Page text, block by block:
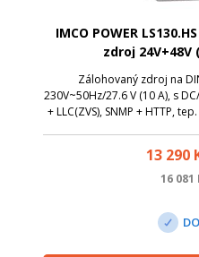
IMCO POWER
zdroj 24V+48V
Zálohovaný zdroj na
230V~50Hz/27.6 V (10 A), s
+ LLC(ZVS), SNMP + HTTP,
13 290
16 081